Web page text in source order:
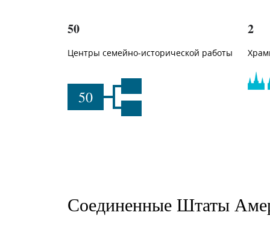
50
Центры семейно-исторической работы
50
2
Соединенные Штаты